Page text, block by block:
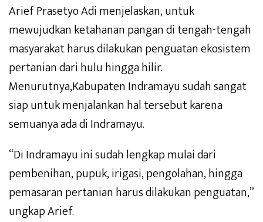
Arief Prasetyo Adi menjelaskan, untuk
mewujudkan ketahanan pangan di tengah-tengah
masyarakat harus dilakukan penguatan ekosistem
pertanian dari hulu hingga hilir.
Menurutnya,Kabupaten Indramayu sudah sangat
siap untuk menjalankan hal tersebut karena
semuanya ada di Indramayu.
“Di Indramayu ini sudah lengkap mulai dari
pembenihan, pupuk, irigasi, pengolahan, hingga
pemasaran pertanian harus dilakukan penguatan,”
ungkap Arief.